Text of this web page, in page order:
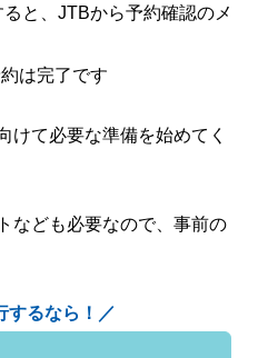
と、JTBから予約確認のメ
は完了です
けて必要な準備を始めてく
なども必要なので、事前の
するなら！／